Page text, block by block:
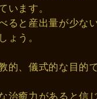
います。
ると産出量が少な
ょう。
的、儀式的な目的
治癒力があると信